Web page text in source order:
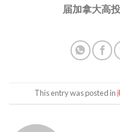
届加拿大高
This entry was posted in